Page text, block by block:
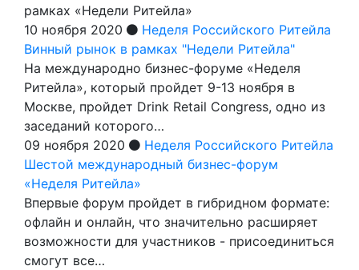
рамках «Недели Ритейла»
10 ноября 2020
Неделя Российского Ритейла
Винный рынок в рамках "Недели Ритейла"
На международно бизнес-форуме «Неделя
Ритейла», который пройдет 9-13 ноября в
Москве, пройдет Drink Retail Congress, одно из
заседаний которого…
09 ноября 2020
Неделя Российского Ритейла
Шестой международный бизнес-форум
«Неделя Ритейла»
Впервые форум пройдет в гибридном формате:
офлайн и онлайн, что значительно расширяет
возможности для участников - присоединиться
смогут все…